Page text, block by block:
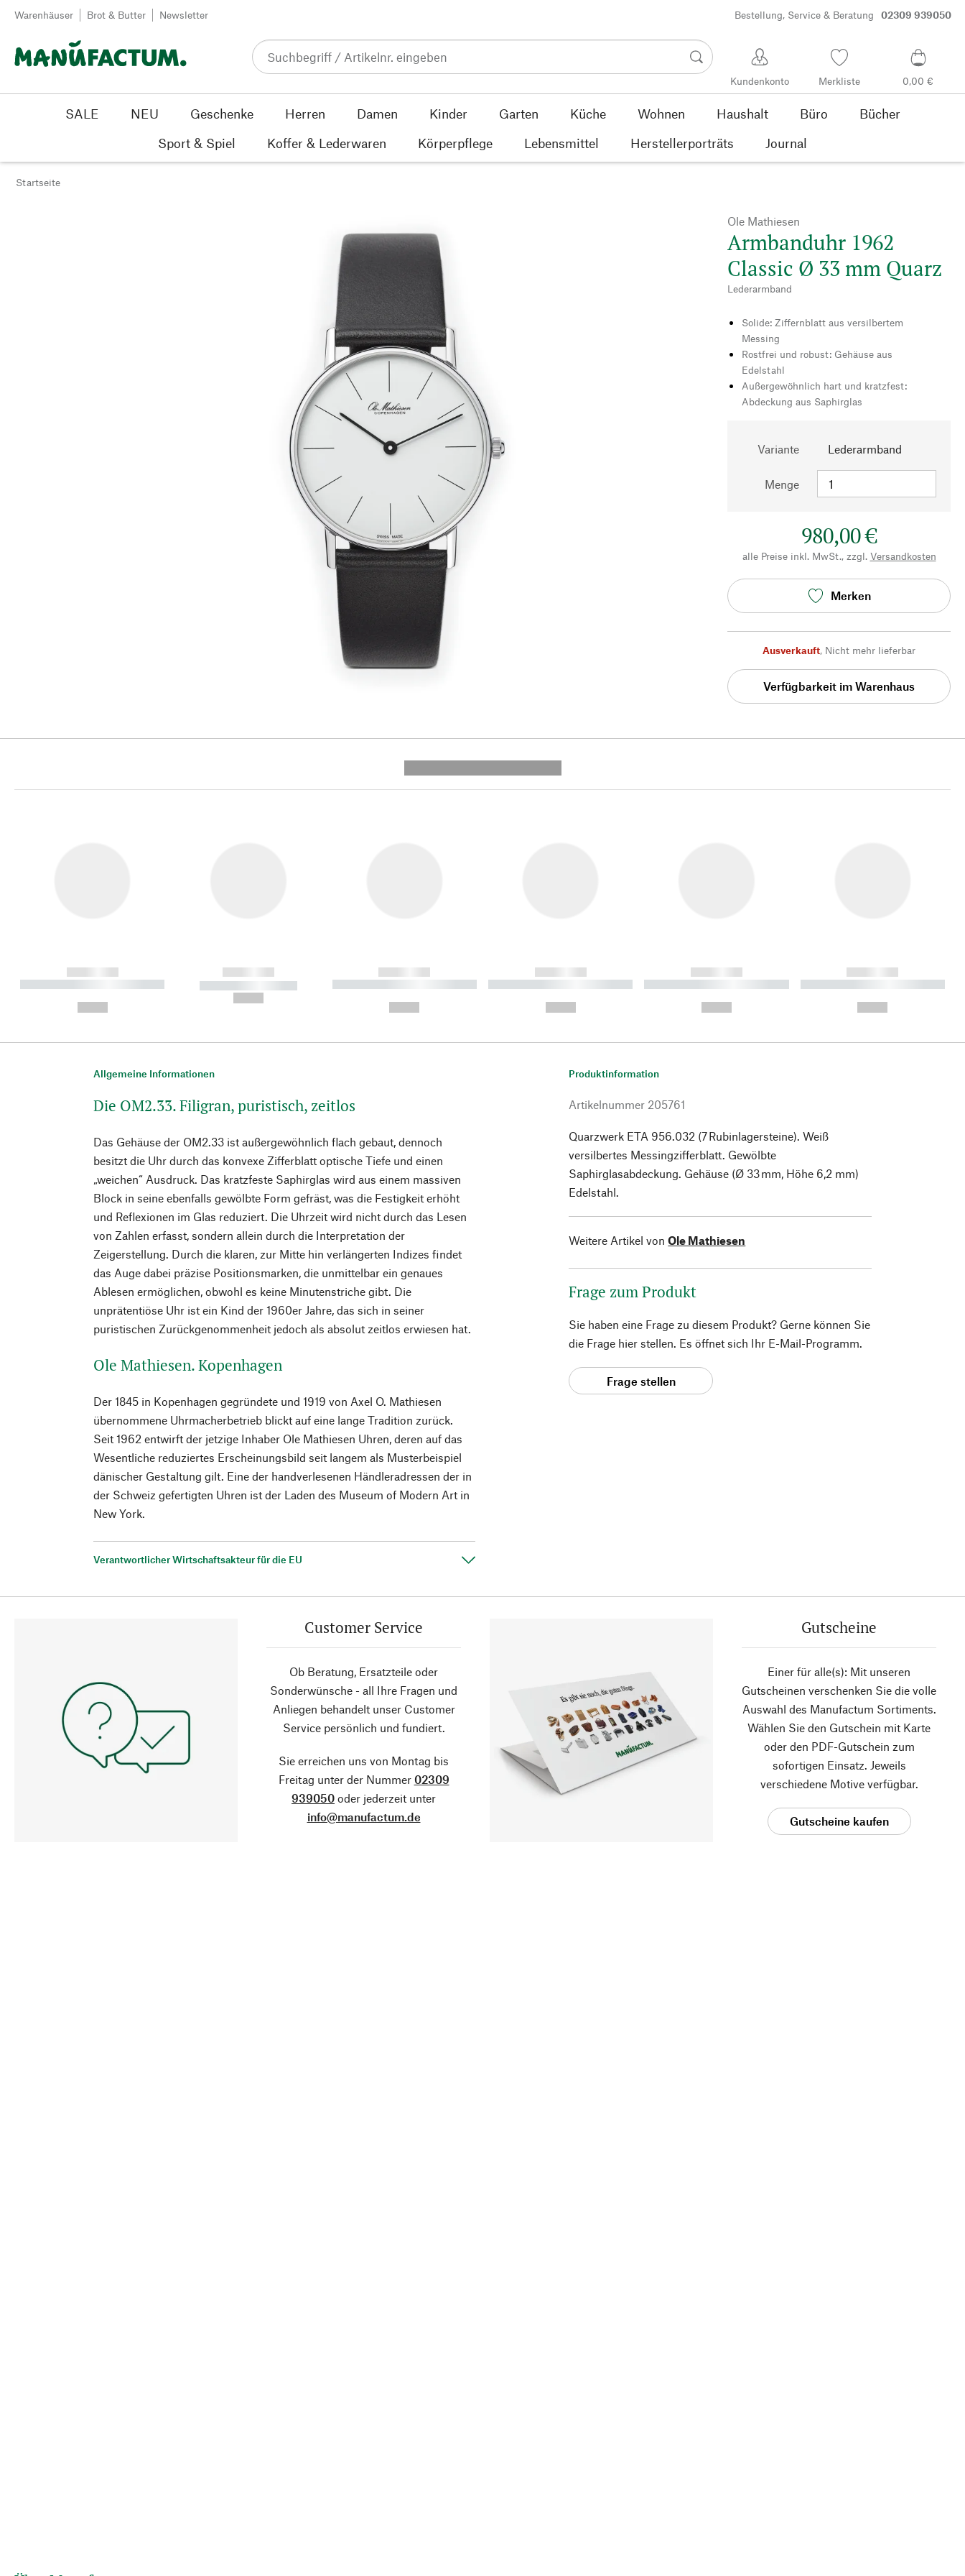
Zum Inhalt springen
Warenhäuser Brot & Butter Newsletter Bestellung, Service & Beratung 02309 939050
Kundenkonto Merkliste 0,00 €
SALE NEU Geschenke Herren Damen Kinder Garten Küche Wohnen Haushalt Büro
Bücher
Sport & Spiel
Koffer & Lederwaren Körperpflege Lebensmittel Herstellerporträts Journal
Startseite
Ole Mathiesen
Armbanduhr 1962
Classic Ø 33 mm Quarz
Lederarmband
Solide: Ziffernblatt aus versilbertem
Messing
Rostfrei und robust: Gehäuse aus
Edelstahl
Außergewöhnlich hart und kratzfest:
Abdeckung aus Saphirglas
Variante Lederarmband
Menge
980,00 €
alle Preise inkl. MwSt., zzgl. Versandkosten
Merken
Ausverkauft, Nicht mehr lieferbar
Verfügbarkeit im Warenhaus
------------
----------- ----------- ----------
------------
----------- -----------
------------
----------- ----------- ----------
------------
----------- ----------- ----------
------------
----------- ----------- ----------
------------
----------- ----------- ----------
Allgemeine Informationen
Die OM2.33. Filigran, puristisch, zeitlos
Das Gehäuse der OM2.33 ist außergewöhnlich flach gebaut, dennoch
besitzt die Uhr durch das konvexe Zifferblatt optische Tiefe und einen
„weichen“ Ausdruck. Das kratzfeste Saphirglas wird aus einem massiven
Block in seine ebenfalls gewölbte Form gefräst, was die Festigkeit erhöht
und Reflexionen im Glas reduziert. Die Uhrzeit wird nicht durch das Lesen
von Zahlen erfasst, sondern allein durch die Interpretation der
Zeigerstellung. Durch die klaren, zur Mitte hin verlängerten Indizes findet
das Auge dabei präzise Positionsmarken, die unmittelbar ein genaues
Ablesen ermöglichen, obwohl es keine Minutenstriche gibt. Die
unprätentiöse Uhr ist ein Kind der 1960er Jahre, das sich in seiner
puristischen Zurückgenommenheit jedoch als absolut zeitlos erwiesen hat.
Ole Mathiesen. Kopenhagen
Der 1845 in Kopenhagen gegründete und 1919 von Axel O. Mathiesen
übernommene Uhrmacherbetrieb blickt auf eine lange Tradition zurück.
Seit 1962 entwirft der jetzige Inhaber Ole Mathiesen Uhren, deren auf das
Wesentliche reduziertes Erscheinungsbild seit langem als Musterbeispiel
dänischer Gestaltung gilt. Eine der handverlesenen Händleradressen der in
der Schweiz gefertigten Uhren ist der Laden des Museum of Modern Art in
New York.
Verantwortlicher Wirtschaftsakteur für die EU
Produktinformation
Artikelnummer 205761
Quarzwerk ETA 956.032 (7 Rubinlagersteine). Weiß
versilbertes Messingzifferblatt. Gewölbte
Saphirglasabdeckung. Gehäuse (Ø 33 mm, Höhe 6,2 mm)
Edelstahl.
Weitere Artikel von Ole Mathiesen
Frage zum Produkt
Sie haben eine Frage zu diesem Produkt? Gerne können Sie
die Frage hier stellen. Es öffnet sich Ihr E-Mail-Programm.
Frage stellen
Customer Service
Ob Beratung, Ersatzteile oder
Sonderwünsche - all Ihre Fragen und
Anliegen behandelt unser Customer
Service persönlich und fundiert.
Sie erreichen uns von Montag bis
Freitag unter der Nummer 02309
939050 oder jederzeit unter
info@manufactum.de
Gutscheine
Einer für alle(s): Mit unseren
Gutscheinen verschenken Sie die volle
Auswahl des Manufactum Sortiments.
Wählen Sie den Gutschein mit Karte
oder den PDF-Gutschein zum
sofortigen Einsatz. Jeweils
verschiedene Motive verfügbar.
Gutscheine kaufen